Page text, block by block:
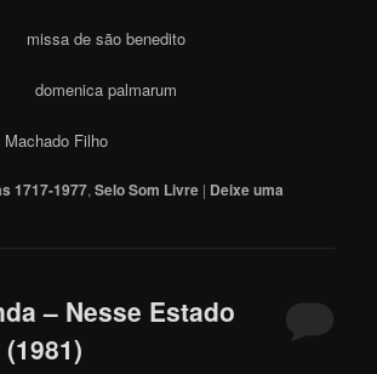
missa de são benedito
domenica palmarum
Filho
1717-1977,Selo Som Livre | Deixe uma
– Nesse Estado